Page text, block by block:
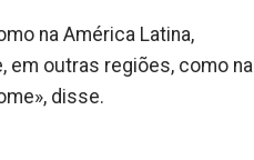
na América Latina,
em outras regiões, como na
disse.